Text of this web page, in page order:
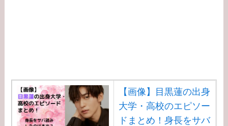
【画像】目黒蓮の出身
大学・高校のエピソー
ドまとめ！身長をサバ